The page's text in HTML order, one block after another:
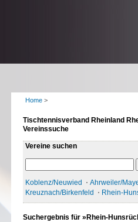
Home >
Tischtennisverband Rheinland
Vereinssuche
Vereine suchen
Koblenz/Neuwied
Ahrweiler/
Kreuznach/Birkenfeld
Rhein-
Suchergebnis für »Rhein-